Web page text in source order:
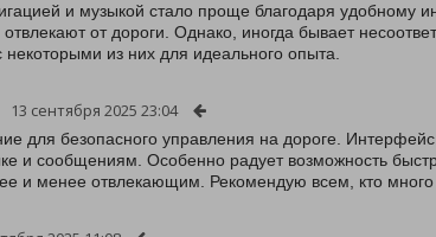
и музыкой стало проще благодаря удобному
от дороги. Однако, иногда бывает
некоторыми из них для идеального опыта.
13 сентября 2025 23:04
для безопасного управления на дороге.
и сообщениям. Особенно радует возможность
и менее отвлекающим. Рекомендую всем, кто